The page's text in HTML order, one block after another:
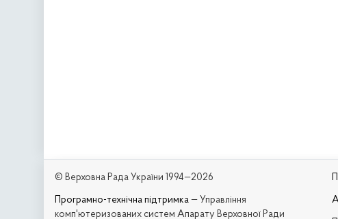
© Верховна Рада України 1994—2026
Програмно-технічна підтримка — Управління
комп'ютеризованих систем Апарату Верховної Ради